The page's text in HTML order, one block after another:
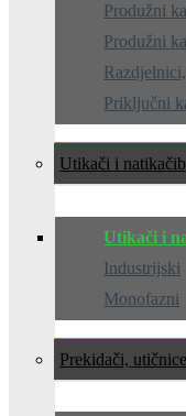
Produžni
Produžni
Priključni
Utikači i natikači
Utikači i
Industrijski
Monofazni
Prekidači,